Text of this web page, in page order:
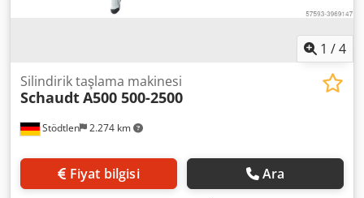
makinenizi de revize edebiliriz! Schaudt / Studer /
1 /4
Stödtlen 2.274 km
Silindirik taşlama makinesi
SchaudtA500 500-2500
Fiyat bilgisi Ara